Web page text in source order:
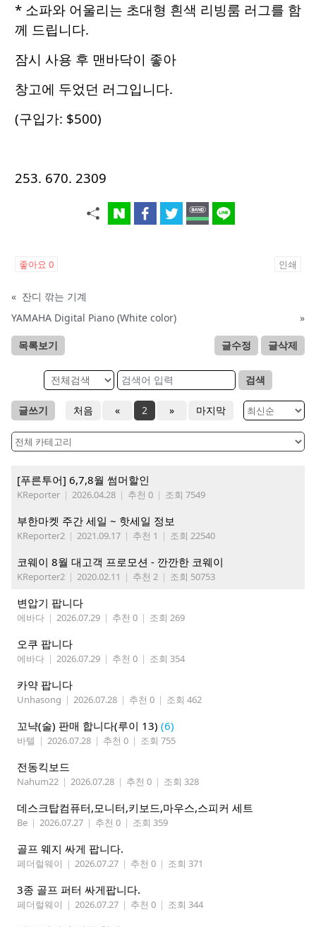
* 소파와 어울리는 초대형 흰색 리빙룸 러그를 함
께 드립니다.
잠시 사용 후 맨바닥이 좋아
창고에 두었던 러그입니다.
(구입가: $500)
253. 670. 2309
좋아요 0 인쇄
« 잔디 깎는 기계
YAMAHA Digital Piano (White color)
»
목록보기 글수정 글삭제
검색
글쓰기 처음 « 2 » 마지막
[푸른투어] 6,7,8월 썸머할인
KReporter | 2026.04.28 | 추천 0 | 조회 7549
부한마켓 주간 세일 ~ 핫세일 정보
KReporter2 | 2021.09.17 | 추천 1 | 조회 22540
코웨이 8월 대고객 프로모션 - 깐깐한 코웨이
KReporter2 | 2020.02.11 | 추천 2 | 조회 50753
변압기 팝니다
에바다 | 2026.07.29 | 추천 0 | 조회 269
오쿠 팝니다
에바다 | 2026.07.29 | 추천 0 | 조회 354
카약 팝니다
Unhasong | 2026.07.28 | 추천 0 | 조회 462
꼬냑(술) 판매 합니다(루이 13) (6)
바텔 | 2026.07.28 | 추천 0 | 조회 755
전동킥보드
Nahum22 | 2026.07.28 | 추천 0 | 조회 328
데스크탑컴퓨터,모니터,키보드,마우스,스피커 세트
Be | 2026.07.27 | 추천 0 | 조회 359
골프 웨지 싸게 팝니다.
페더럴웨이 | 2026.07.27 | 추천 0 | 조회 371
3종 골프 퍼터 싸게팝니다.
페더럴웨이 | 2026.07.27 | 추천 0 | 조회 344